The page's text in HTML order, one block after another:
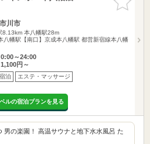
りに追加
川市
8.13km 本八幡駅28m
八幡駅【南口】京成本八幡駅 都営新宿線本八幡
～24:00
円～
宿泊 エステ・マッサージ
ルの宿泊プランを見る
男の楽園！ 高温サウナと地下水水風呂 た